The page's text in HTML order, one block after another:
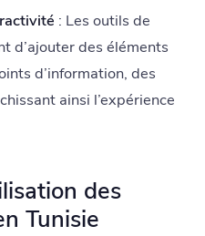
: Les outils de
d’ajouter des éléments
d’information, des
ainsi l’expérience
des
Tunisie